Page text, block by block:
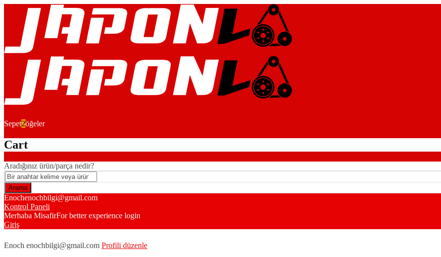
Sepet2öğeler
Cart
Aradığınız ürün/parça nedir?
Enochenochbilgi@gmail.com
Kontrol Paneli
Merhaba MisafirFor better experience login
Giriş
Enoch enochbilgi@gmail.com Profili düzenle